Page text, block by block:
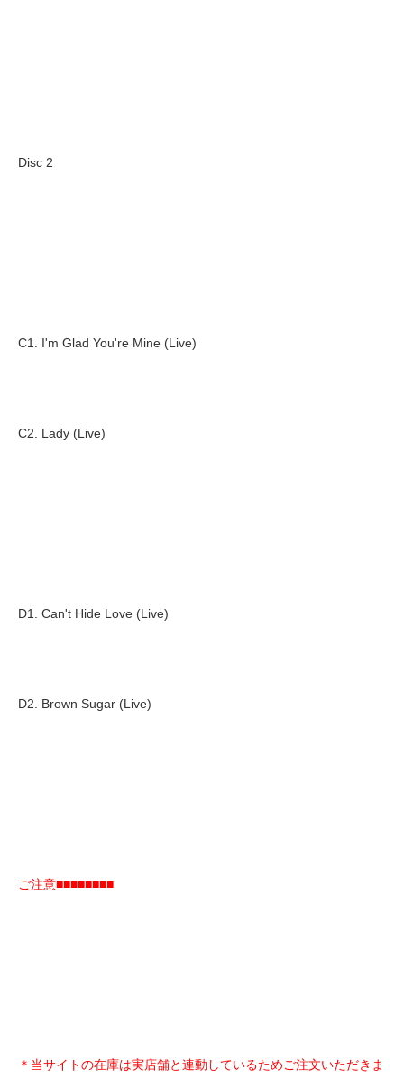
Disc 2
C1. I'm Glad You're Mine (Live)
C2. Lady (Live)
D1. Can't Hide Love (Live)
D2. Brown Sugar (Live)
ご注意■■■■■■■■
＊当サイトの在庫は実店舗と連動しているためご注文いただきま